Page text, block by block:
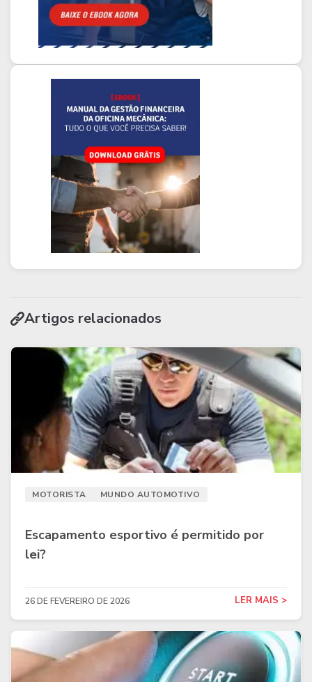
Artigos relacionados
MOTORISTA MUNDO AUTOMOTIVO
Escapamento esportivo é permitido por
lei?
26 DE FEVEREIRO DE 2026 LER MAIS >